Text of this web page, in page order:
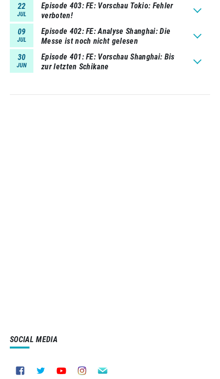
22
JUL
Episode 403 FE: Vorschau Tokio: Fehler
verboten!
09
JUL
Episode 402 FE: Analyse Shanghai: Die
Messe ist noch nicht gelesen
30
JUN
Episode 401 FE: Vorschau Shanghai: Bis
zur letzten Schikane
SOCIAL MEDIA